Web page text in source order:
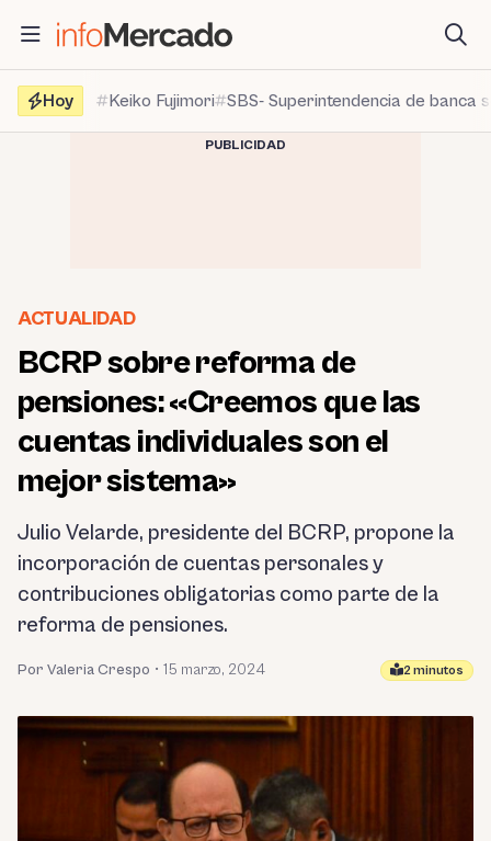
contenido
Hoy
Keiko Fujimori SBS- Superintendencia de banca
PUBLICIDAD
ACTUALIDAD
BCRP sobre reforma de
pensiones: «Creemos que las
cuentas individuales son el
mejor sistema»
Julio Velarde, presidente del BCRP, propone la
incorporación de cuentas personales y
contribuciones obligatorias como parte de la
reforma de pensiones.
Por Valeria Crespo • 15 marzo, 2024 2 minutos